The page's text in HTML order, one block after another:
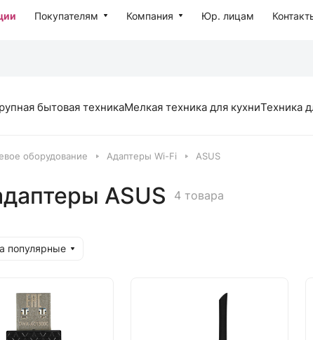
Покупателям Компания Юр. лицам
бытовая техникаМелкая техника для кухниТехника
оборудование Адаптеры Wi-Fi ASUS
ASUS 4 товара
популярные